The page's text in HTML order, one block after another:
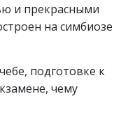
и прекрасными
на симбиозе
подготовке к
чему